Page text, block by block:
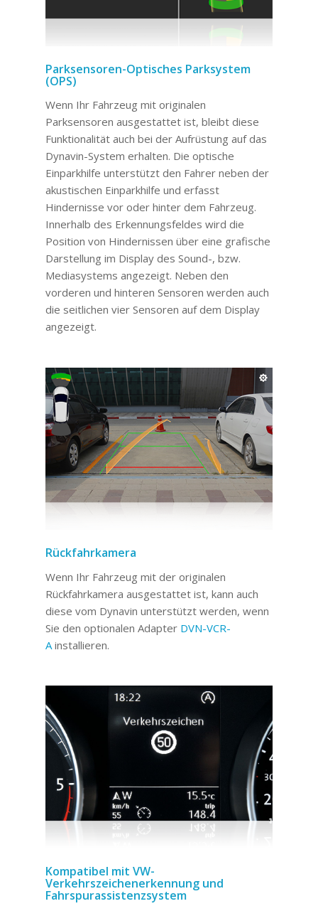
Parksensoren-Optisches Parksystem
(OPS)
Wenn Ihr Fahrzeug mit originalen
Parksensoren ausgestattet ist, bleibt diese
Funktionalität auch bei der Aufrüstung auf das
Dynavin-System erhalten. Die optische
Einparkhilfe unterstützt den Fahrer neben der
akustischen Einparkhilfe und erfasst
Hindernisse vor oder hinter dem Fahrzeug.
Innerhalb des Erkennungsfeldes wird die
Position von Hindernissen über eine grafische
Darstellung im Display des Sound-, bzw.
Mediasystems angezeigt. Neben den
vorderen und hinteren Sensoren werden auch
die seitlichen vier Sensoren auf dem Display
angezeigt.
Rückfahrkamera
Wenn Ihr Fahrzeug mit der originalen
Rückfahrkamera ausgestattet ist, kann auch
diese vom Dynavin unterstützt werden, wenn
Sie den optionalen Adapter DVN-VCR-
Ainstallieren.
Kompatibel mit VW-
Verkehrszeichenerkennung und
Fahrspurassistenzsystem